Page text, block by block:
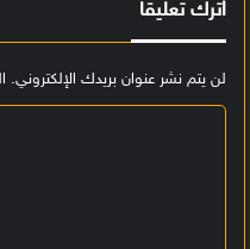
اترك تعليقاً
لن يتم نشر عنوان بريدك الإلكتروني.